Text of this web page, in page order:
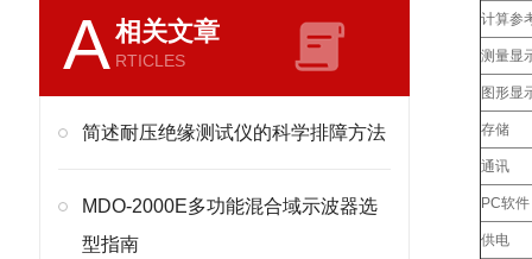
A相关文章
RTICLES
简述耐压绝缘测试仪的科学排障方法
MDO-2000E多功能混合域示波器选
型指南
计算参
测量显
图形显
存储
通讯
PC软件
供电